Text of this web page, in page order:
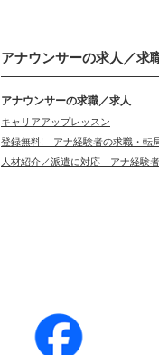
アナウンサーの求人／求
アナウンサーの求職／求人
キャリアアップレッスン
登録無料! アナ経験者の求職・転
人材紹介／派遣に対応 アナ経験